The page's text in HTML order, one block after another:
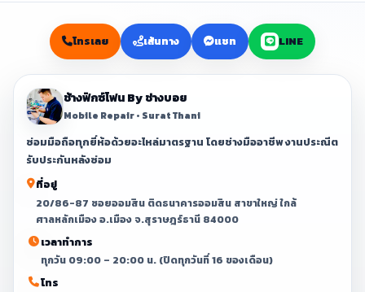
โทรเลย เส้นทาง แชท LINE
ช้างฟิกซ์โฟน By ช่างบอย
Mobile Repair • Surat Thani
ซ่อมมือถือทุกยี่ห้อด้วยอะไหล่มาตรฐาน โดยช่างมืออาชีพ งานประณีต
รับประกันหลังซ่อม
ที่อยู่
20/86-87 ซอยออมสิน ติดธนาคารออมสิน สาขาใหญ่ ใกล้
ศาลหลักเมือง อ.เมือง จ.สุราษฎร์ธานี 84000
เวลาทำการ
ทุกวัน 09:00 – 20:00 น. (ปิดทุกวันที่ 16 ของเดือน)
โทร